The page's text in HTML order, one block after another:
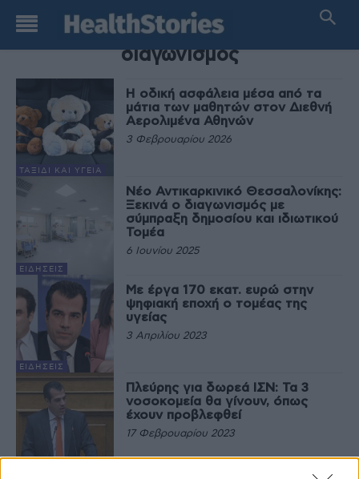
TAG
διαγωνισμός
ΤΑΞΊΔΙ ΚΑΙ ΥΓΕΊΑ
Η οδική ασφάλεια μέσα από τα
μάτια των μαθητών στον Διεθνή
Αερολιμένα Αθηνών
3 Φεβρουαρίου 2026
ΕΙΔΉΣΕΙΣ
Νέο Αντικαρκινικό Θεσσαλονίκης:
Ξεκινά ο διαγωνισμός με
σύμπραξη δημοσίου και ιδιωτικού
Τομέα
6 Ιουνίου 2025
ΕΙΔΉΣΕΙΣ
Με έργα 170 εκατ. ευρώ στην
ψηφιακή εποχή ο τομέας της
υγείας
3 Απριλίου 2023
Πλεύρης για δωρεά ΙΣΝ: Τα 3
νοσοκομεία θα γίνουν, όπως
έχουν προβλεφθεί
17 Φεβρουαρίου 2023